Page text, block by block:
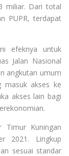
miliar. Dari total
PUPR, terdapat
efeknya untuk
Jalan Nasional
angkutan umum
masuk akses ke
akses lain bagi
Timur Kuningan
2021. Lingkup
sesuai standar